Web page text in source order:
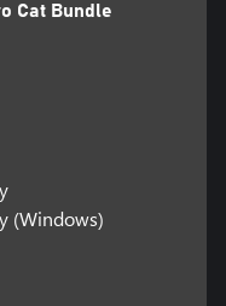
Cat Bundle
(Windows)